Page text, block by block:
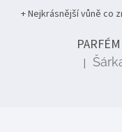
+ Nejkrásnější vůně co
|